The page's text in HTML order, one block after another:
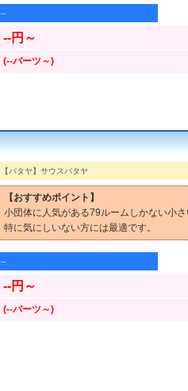
--
--円～
(--バーツ～)
【パタヤ】サウスパタヤ
【おすすめポイント】
小団体に人気がある79ルームしかない小
特に気にしいない方には最適です。
--
--円～
(--バーツ～)